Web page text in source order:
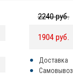
2240 руб.
1904 руб.
Доставка
Самовывоз